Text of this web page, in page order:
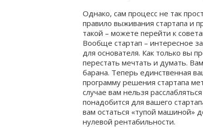
Однако, сам процесс не так
правило выживания стартапа и
такой – можете перейти к
Вообще стартап – интересное
для основателя. Как только вы
перестать мечтать и думать.
барана. Теперь единственная
программу решения стартапа
случае вам нельзя
понадобится для вашего
вам остаться «тупой машиной»
нулевой рентабильности.